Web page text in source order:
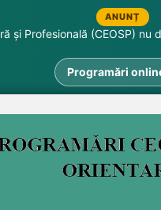
ANUNȚ
și Profesională (CEOSP)
Programări